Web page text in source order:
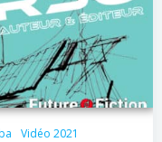
Vidéo 2021